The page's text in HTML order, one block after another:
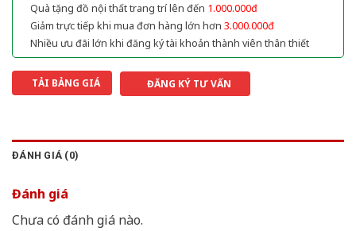
Quà tặng đồ nội thất trang trí lên đến 1.000.000đ
Giảm trực tiếp khi mua đơn hàng lớn hơn 3.000.000đ
Nhiều ưu đãi lớn khi đăng ký tài khoản thành viên thân thiết
TẢI BẢNG GIÁ ĐĂNG KÝ TƯ VẤN
ĐÁNH GIÁ (0)
Đánh giá
Chưa có đánh giá nào.